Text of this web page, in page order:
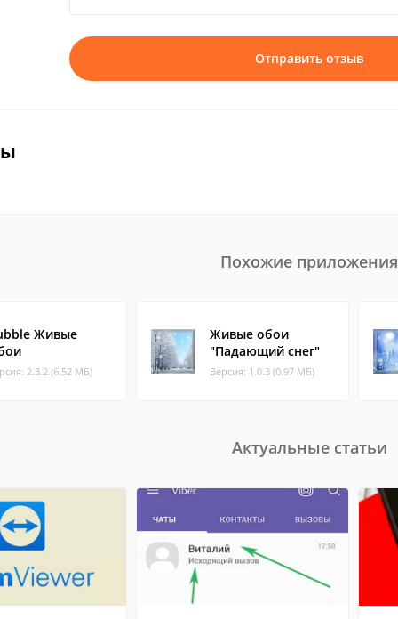
Отправить отзыв
Похожие приложения
Живые
2.3.2 (6.52 МБ)
Живые обои
"Падающий снег"
Версия: 1.0.3 (0.97 МБ)
Актуальные статьи